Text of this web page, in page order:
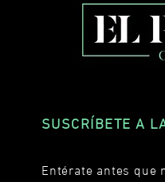
SUSCRÍBETE A
Entérate antes que